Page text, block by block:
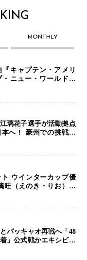
MONTHLY
『キャプテン・アメリ
・ニュー・ワールド』
ィドウ役のシラ・ハー
璃花子選手が活動拠点
へ！ 豪州での挑戦を
ンゼルス五輪へ再始動
ウインターカップ優
旺（えのき・りお）が
。
パッキャオ再戦へ「48
」公式戦かエキシビシ